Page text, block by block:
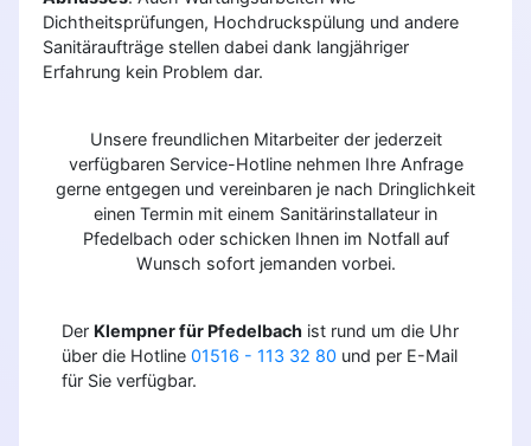
Dichtheitsprüfungen, Hochdruckspülung und andere
Sanitäraufträge stellen dabei dank langjähriger
Erfahrung kein Problem dar.
Unsere freundlichen Mitarbeiter der jederzeit
verfügbaren Service-Hotline nehmen Ihre Anfrage
gerne entgegen und vereinbaren je nach Dringlichkeit
einen Termin mit einem Sanitärinstallateur in
Pfedelbach oder schicken Ihnen im Notfall auf
Wunsch sofort jemanden vorbei.
Der Klempner für Pfedelbach ist rund um die Uhr
über die Hotline 01516 - 113 32 80 und per E-Mail
für Sie verfügbar.